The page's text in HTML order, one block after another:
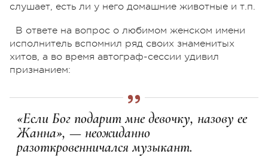
слушает, есть ли у него домашние животные и т.п.
В ответе на вопрос о любимом женском имени
исполнитель вспомнил ряд своих знаменитых
хитов, а во время автограф-сессии удивил
признанием:
«Если Бог подарит мне девочку, назову ее
Жанна», — неожиданно
разоткровенничался музыкант.